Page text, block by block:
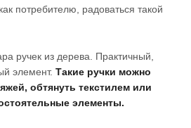
потребителю, радоваться такой
ручек из дерева. Практичный,
элемент. Такие ручки можно
обтянуть текстилем или
элементы.